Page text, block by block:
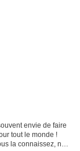
envie de faire
tout le monde !
la connaissez, non